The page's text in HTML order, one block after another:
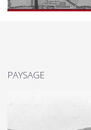
PAYSAGE